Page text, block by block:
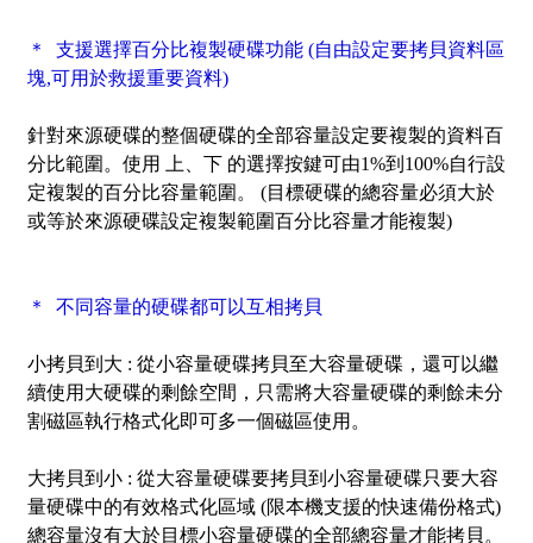
＊ 支援選擇百分比複製硬碟功能 (自由設定要拷貝資料區
塊,可用於救援重要資料)
針對來源硬碟的整個硬碟的全部容量設定要複製的資料百
分比範圍。使用 上、下 的選擇按鍵可由1%到100%自行設
定複製的百分比容量範圍。 (目標硬碟的總容量必須大於
或等於來源硬碟設定複製範圍百分比容量才能複製)
＊ 不同容量的硬碟都可以互相拷貝
小拷貝到大 : 從小容量硬碟拷貝至大容量硬碟，還可以繼
續使用大硬碟的剩餘空間，只需將大容量硬碟的剩餘未分
割磁區執行格式化即可多一個磁區使用。
大拷貝到小 : 從大容量硬碟要拷貝到小容量硬碟只要大容
量硬碟中的有效格式化區域 (限本機支援的快速備份格式)
總容量沒有大於目標小容量硬碟的全部總容量才能拷貝。